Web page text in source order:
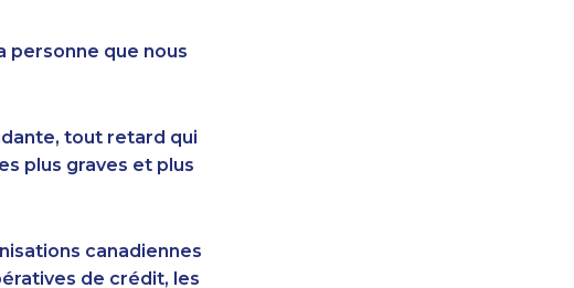
personne que nous
tout retard qui
plus graves et plus
canadiennes
de crédit, les